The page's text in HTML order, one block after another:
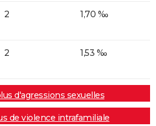
2 1,70 ‰
2 1,53 ‰
d'agressions sexuelles
de violence intrafamiliale